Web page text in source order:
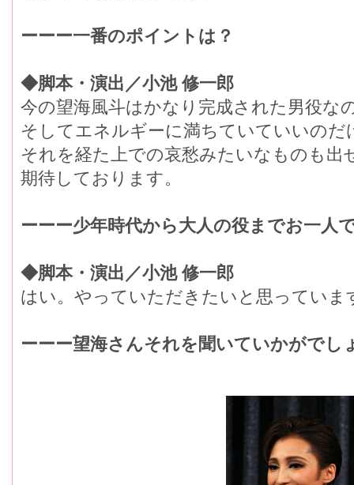
ーーー一番のポイントは？
◆脚本・演出／小池 修一郎
今の望海風斗はかなり完成された男役な
そしてエネルギーに満ちていていいのだ
それを経た上での哀愁みたいなものも出
期待しております。
ーーー少年時代から大人の役までお一人
◆脚本・演出／小池 修一郎
はい。やっていただきたいと思っていま
ーーー望海さんそれを聞いていかがでし